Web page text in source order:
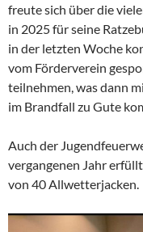
freute sich über die
in 2025 für seine
in der letzten Woche
vom Förderverein
teilnehmen, was dann
im Brandfall zu Gute
Auch der
vergangenen Jahr
von 40 Allwetterjacken.